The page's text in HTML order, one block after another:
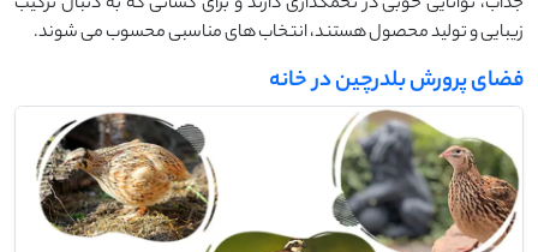
زیبایی و تولید محصول هستند، انتخاب‌ های مناسبی محسوب می ‌شوند.
فضای پرورش بلدرچین در خانه